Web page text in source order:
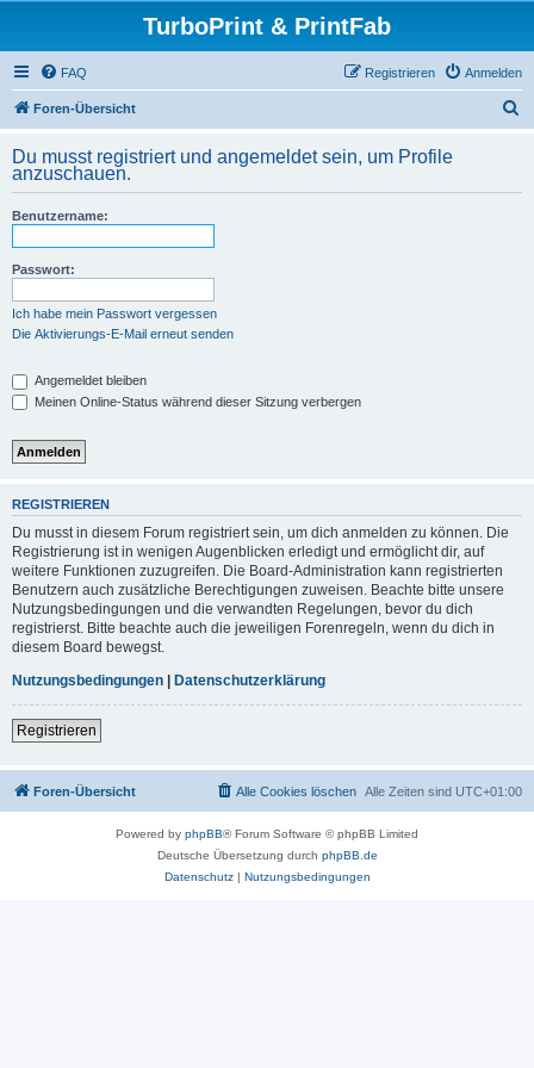
TurboPrint & PrintFab
FAQ Anmelden
Registrieren
Foren-Übersicht
h
Du musst registriert und angemeldet sein, um Profile
anzuschauen.
Benutzername:
Passwort:
Ich habe mein Passwort vergessen
Die Aktivierungs-E-Mail erneut senden
Angemeldet bleiben
Meinen Online-Status während dieser Sitzung verbergen
REGISTRIEREN
Du musst in diesem Forum registriert sein, um dich anmelden zu können. Die
Registrierung ist in wenigen Augenblicken erledigt und ermöglicht dir, auf
weitere Funktionen zuzugreifen. Die Board-Administration kann registrierten
Benutzern auch zusätzliche Berechtigungen zuweisen. Beachte bitte unsere
Nutzungsbedingungen und die verwandten Regelungen, bevor du dich
registrierst. Bitte beachte auch die jeweiligen Forenregeln, wenn du dich in
diesem Board bewegst.
Nutzungsbedingungen | Datenschutzerklärung
Registrieren
Foren-Übersicht Alle Zeiten sind UTC+01:00
Alle Cookies löschen
Powered by phpBB® Forum Software © phpBB Limited
Deutsche Übersetzung durch phpBB.de
Datenschutz| Nutzungsbedingungen